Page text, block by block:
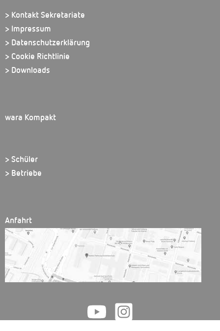
> Kontakt Sekretariate
> Impressum
> Datenschutzerklärung
> Cookie Richtlinie
> Downloads
wara Kompakt
> Schüler
> Betriebe
Anfahrt